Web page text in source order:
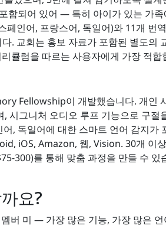
함되어 있어 — 특히 아이가 있는 가
페인어, 프랑스어, 독일어)와 11개 번
. 교회는 홍보 자료가 포함된 별도의
큘럼을 따르는 사용자에게 가장 적합
Fellowship이 개발했습니다. 개인
, 시그니처 오디오 루프 기능으로 구
, 독일어에 대한 스마트 언어 감지가
iOS, Amazon, 웹, Vision. 30개 이
300)를 통해 맞춤 과정을 만들 수 있
요?
버 미 — 가장 많은 기능, 가장 많은 언